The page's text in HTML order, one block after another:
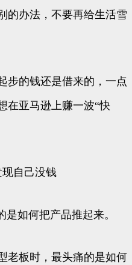
的办法，不要再给生活雪
步的钱还是借来的，一点
在亚马逊上赚一波“快
自己没钱
是如何把产品推起来。
老板时，最头痛的是如何